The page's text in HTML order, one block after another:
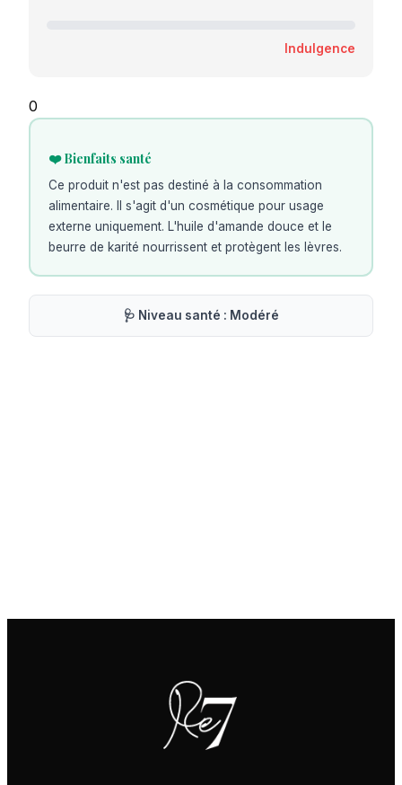
Indulgence
0
❤️ Bienfaits santé
Ce produit n'est pas destiné à la consommation
alimentaire. Il s'agit d'un cosmétique pour usage
externe uniquement. L'huile d'amande douce et le
beurre de karité nourrissent et protègent les lèvres.
🩺 Niveau santé : Modéré